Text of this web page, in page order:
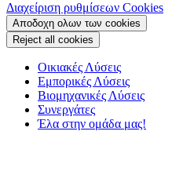
Διαχείριση ρυθμίσεων Cookies
Αποδοχη ολων των cookies
Reject all cookies
Οικιακές Λύσεις
Εμπορικές Λύσεις
Βιομηχανικές Λύσεις
Συνεργάτες
Έλα στην ομάδα μας!